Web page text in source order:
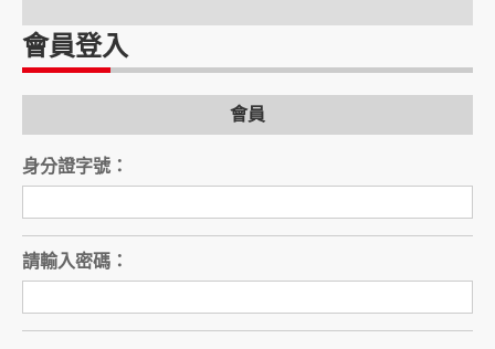
姓名：
與旅客關係：
旅行業（以下稱乙方）
註冊編號：
營業所：
甲乙雙方同意就本旅遊事項，依下列約定辦理。
第一條（國外旅遊之意義）
本契約所謂國外旅遊，係指到中華民國疆域以外
會員登入
會員
身分證字號：
請輸入密碼：